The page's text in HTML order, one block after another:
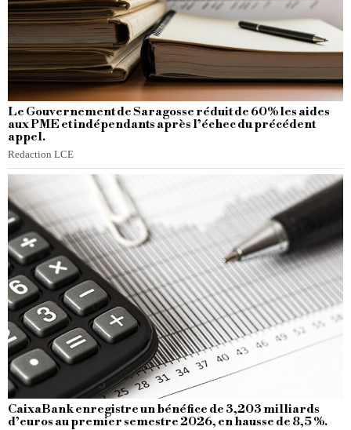
Le Gouvernement de Saragosse réduit de 60% les aides
aux PME et indépendants après l’échec du précédent
appel.
Redaction LCE
CaixaBank enregistre un bénéfice de 3,203 milliards
d’euros au premier semestre 2026, en hausse de 8,5 %.